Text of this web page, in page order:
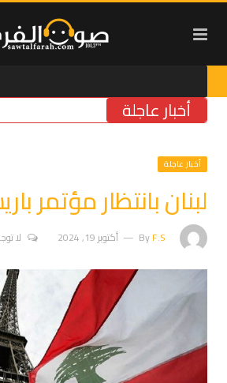
أخبار عاجلة
أخبار عاجلة
لبنان بانتظار مؤتمر
ByF.S أكتوبر 19, 2024 لا